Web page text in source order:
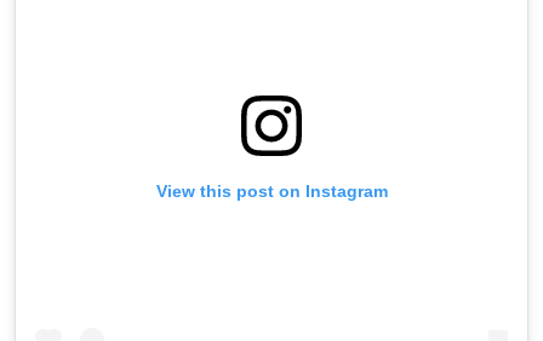
View this post on Instagram